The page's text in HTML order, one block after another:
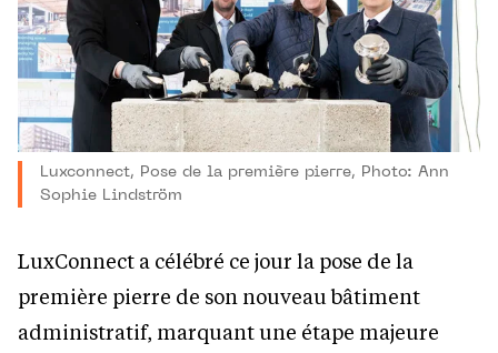
Luxconnect, Pose de la première pierre, Photo: Ann
Sophie Lindström
LuxConnect a célébré ce jour la pose de la
première pierre de son nouveau bâtiment
administratif, marquant une étape majeure